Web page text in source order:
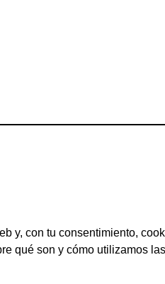
y, con tu consentimiento,
qué son y cómo utilizamos